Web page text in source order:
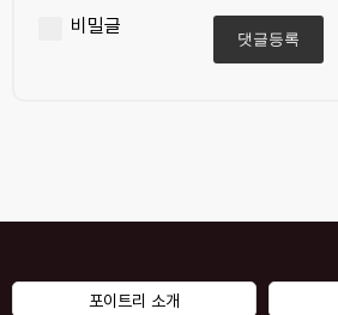
비밀글
댓글등록
포이트리 소개